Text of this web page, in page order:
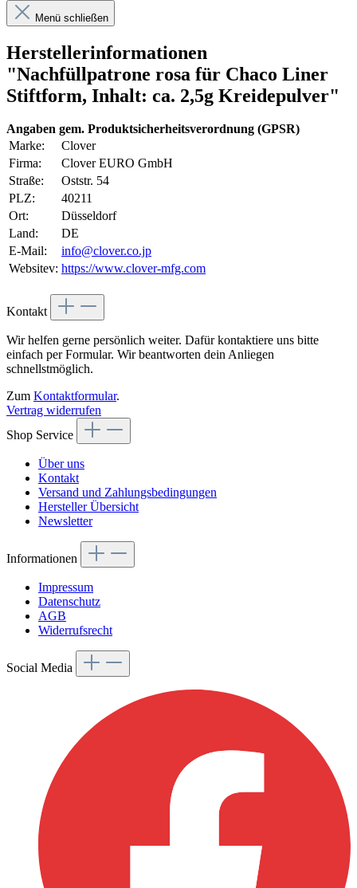
Menü schließen
Herstellerinformationen
"Nachfüllpatrone rosa für Chaco Liner
Stiftform, Inhalt: ca. 2,5g Kreidepulver"
Angaben gem. Produktsicherheitsverordnung (GPSR)
Marke:
Clover
Firma:
Clover EURO GmbH
Straße:
Oststr. 54
PLZ:
40211
Ort:
Düsseldorf
Land:
DE
E-Mail:
info@clover.co.jp
Websitev: https://www.clover-mfg.com
Kontakt
Wir helfen gerne persönlich weiter. Dafür kontaktiere uns bitte
einfach per Formular. Wir beantworten dein Anliegen
schnellstmöglich.
Zum Kontaktformular.
Vertrag widerrufen
Shop Service
Über uns
Kontakt
Versand und Zahlungsbedingungen
Hersteller Übersicht
Newsletter
Informationen
Impressum
Datenschutz
AGB
Widerrufsrecht
Social Media